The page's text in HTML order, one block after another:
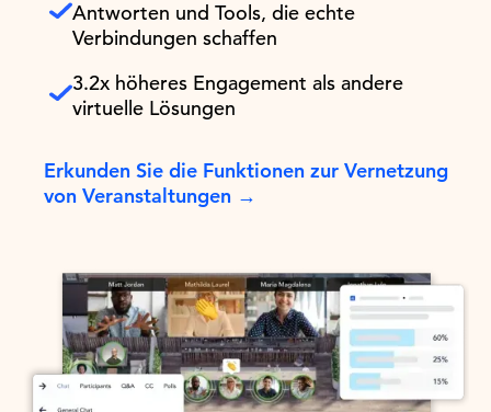
Antworten und Tools, die echte
Verbindungen schaffen
3.2x höheres Engagement als andere
virtuelle Lösungen
Erkunden Sie die Funktionen zur Vernetzung
von Veranstaltungen →